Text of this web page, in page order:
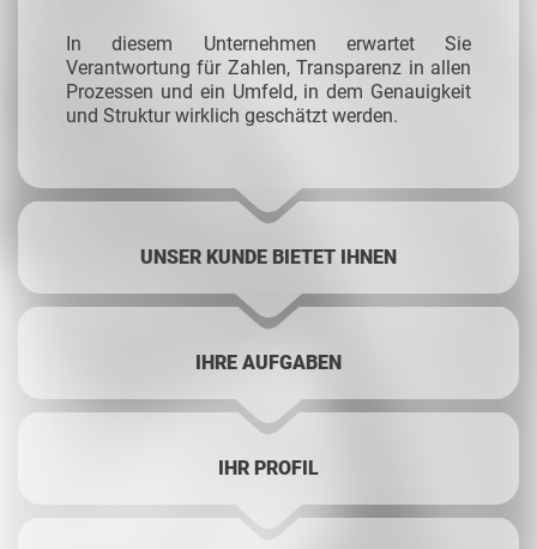
In diesem Unternehmen erwartet Sie
Verantwortung für Zahlen, Transparenz in allen
Prozessen und ein Umfeld, in dem Genauigkeit
und Struktur wirklich geschätzt werden.
UNSER KUNDE BIETET IHNEN
IHRE AUFGABEN
IHR PROFIL